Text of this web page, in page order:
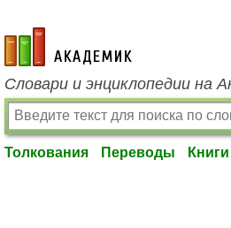
academic.ru
Словари и энциклопедии на
Толкования Переводы Книги